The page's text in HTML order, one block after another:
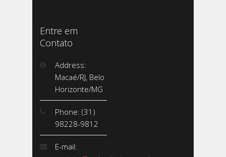
Entre em
Contato
Address:
Macaé/RJ, Belo
Horizonte/MG
Phone: (31)
98228-9812
E-mail: